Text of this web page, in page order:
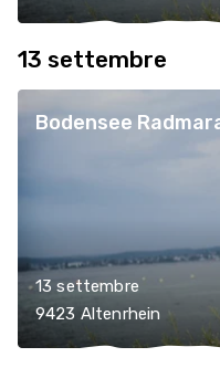
13 settembre
Bodensee
13 settembre
9423 Altenrhein